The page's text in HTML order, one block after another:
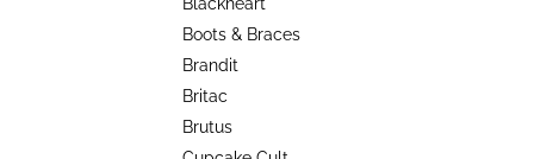
Boots & Braces
Brandit
Britac
Brutus